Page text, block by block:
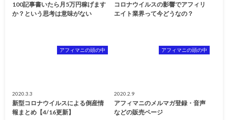
100記事書いたら月5万円稼げます
か？という思考は意味がない
コロナウイルスの影響でアフィリ
エイト業界って今どうなの？
アフィマニの頭の中
2020.3.3
新型コロナウイルスによる倒産情
報まとめ【4/16更新】
アフィマニの頭の中
2020.2.9
アフィマニのメルマガ登録・音声
などの販売ページ